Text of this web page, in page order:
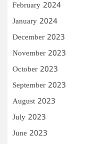
February 2024
January 2024
December 2023
November 2023
October 2023
September 2023
August 2023
July 2023
June 2023